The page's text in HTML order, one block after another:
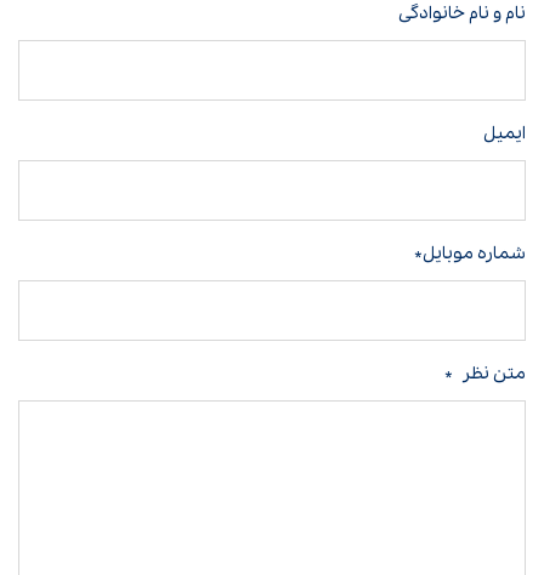
نام و نام خانوادگی
ایمیل
شماره موبایل*
متن نظر *